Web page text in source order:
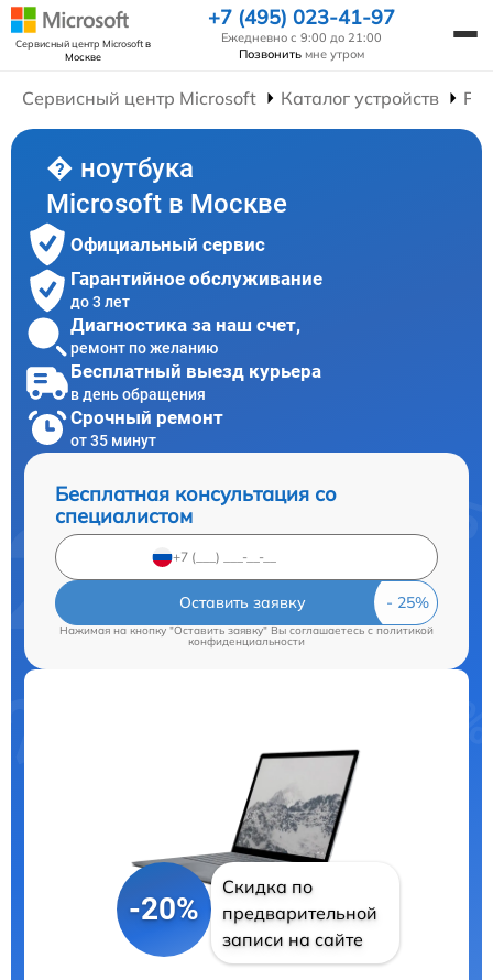
Сервисный центр Microsoftв
Москве
+7 (495) 023-41-97
Ежедневно с 9:00 до 21:00
Позвонить мне утром
Сервисный центр Microsoft Каталог устройств
� ноутбука
Microsoft в Москве
Официальный сервис
Гарантийное обслуживание
до 3 лет
Диагностика за наш счет,
ремонт по желанию
Бесплатный выезд курьера
в день обращения
Срочный ремонт
от 35 минут
Бесплатная консультация со
специалистом
Оставить заявку
Нажимая на кнопку "Оставить заявку" Вы соглашаетесь cполитикой
конфиденциальности
-20%
Скидка по
предварительной
записи на сайте